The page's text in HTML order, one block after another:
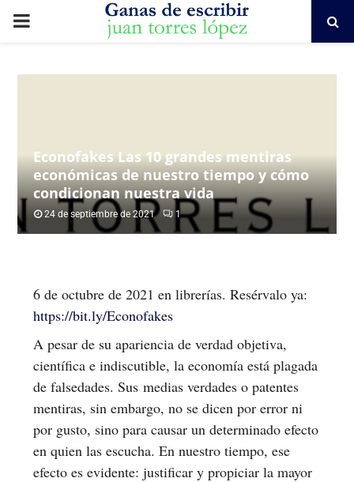
PRIMARY
Econofakes Las 10 grandes mentiras
económicas de nuestro tiempo y cómo
condicionan nuestra vida
24 de septiembre de 2021 1
6 de octubre de 2021 en librerías. Resérvalo ya:
https://bit.ly/Econofakes
A pesar de su apariencia de verdad objetiva,
científica e indiscutible, la economía está plagada
de falsedades. Sus medias verdades o patentes
mentiras, sin embargo, no se dicen por error ni
por gusto, sino para causar un determinado efecto
en quien las escucha. En nuestro tiempo, ese
efecto es evidente: justificar y propiciar la mayor